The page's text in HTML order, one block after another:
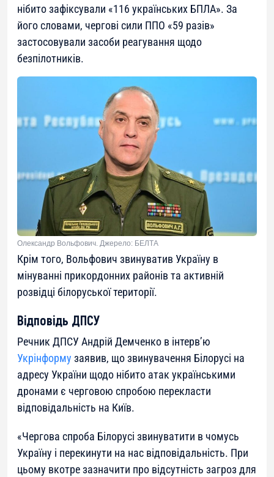
нібито зафіксували «116 українських БПЛА». За
його словами, чергові сили ППО «59 разів»
застосовували засоби реагування щодо
безпілотників.
Олександр Вольфович. Джерело: БЕЛТА
Крім того, Вольфович звинуватив Україну в
мінуванні прикордонних районів та активній
розвідці білоруської території.
Відповідь ДПСУ
Речник ДПСУ Андрій Демченко в інтерв’ю
Укрінформу заявив, що звинувачення Білорусі на
адресу України щодо нібито атак українськими
дронами є черговою спробою перекласти
відповідальність на Київ.
«Чергова спроба Білорусі звинуватити в чомусь
Україну і перекинути на нас відповідальність. При
цьому вкотре зазначити про відсутність загроз для